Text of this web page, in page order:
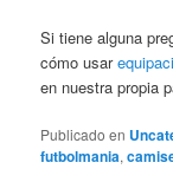
Si tiene alguna
cómo usar
en nuestra propia
Publicado en
futbolmania,